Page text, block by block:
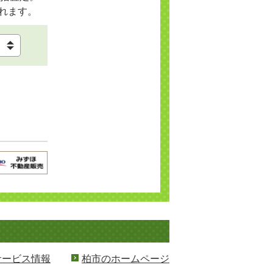
ます。
ビス情報 柏市のホームページ